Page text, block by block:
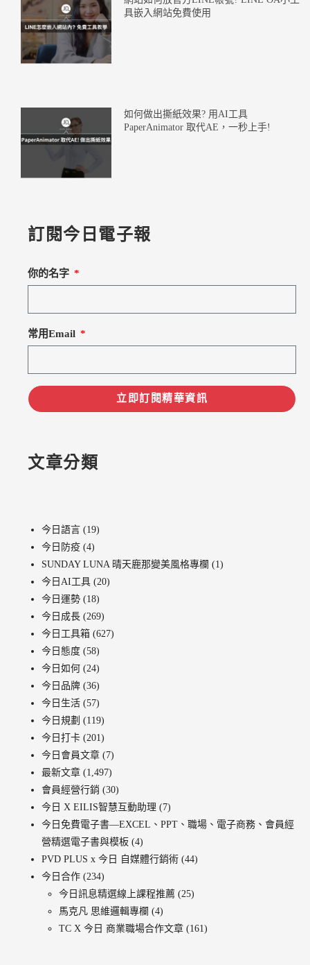
具嵌入網站免費使用
如何做出撕紙效果? 用AI工具
PaperAnimator 取代AE，一秒上手!
訂閱今日電子報
你的名字
常用Email
立即訂閱精華資訊
文章分類
今日語言 (19)
今日防疫 (4)
SUNDAY LUNA 晴天鹿那變美風格專欄 (1)
今日AI工具 (20)
今日運勢 (18)
今日成長 (269)
今日工具箱 (627)
今日態度 (58)
今日如何 (24)
今日品牌 (36)
今日生活 (57)
今日規劃 (119)
今日打卡 (201)
今日會員文章 (7)
最新文章 (1,497)
會員經營行銷 (30)
今日 X EILIS智慧互動助理 (7)
今日免費電子書—EXCEL、PPT、職場、電子商務、會員經
營精選電子書與模板 (4)
PVD PLUS x 今日 自媒體行銷術 (44)
今日合作 (234)
今日訊息精選線上課程推薦 (25)
馬克凡 思維邏輯專欄 (4)
TC X 今日 商業職場合作文章 (161)